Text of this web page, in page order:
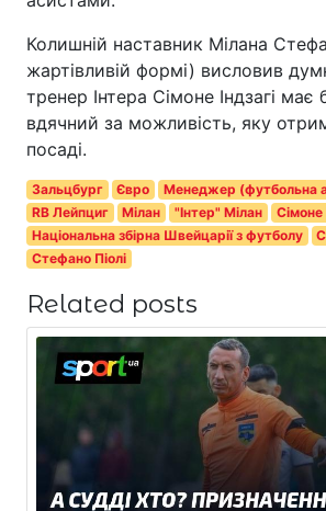
Колишній наставник Мілана
жартівливій формі) висловив
тренер Інтера Сімоне Індзагі
вдячний за можливість, яку
посаді.
Зальцбург Євро
Менеджер (футбольна
RB Лейпциг
Мілан "Інтер" Мілан
Сімоне
Національна збірна Швейцарії з футболу
Стефано Піолі
Related posts